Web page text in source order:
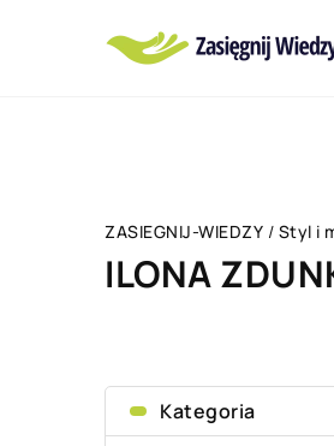
ZASIEGNIJ-WIEDZY / Styl i
ILONA
Kategoria